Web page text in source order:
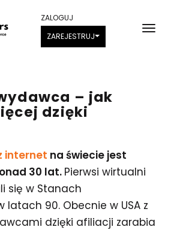
ZALOGUJ
ZAREJESTRUJ
– jak
dzięki
internet na świecie jest
30 lat. Pierwsi wirtualni
się w Stanach
latach 90. Obecnie w USA z
dzięki afiliacji zarabia